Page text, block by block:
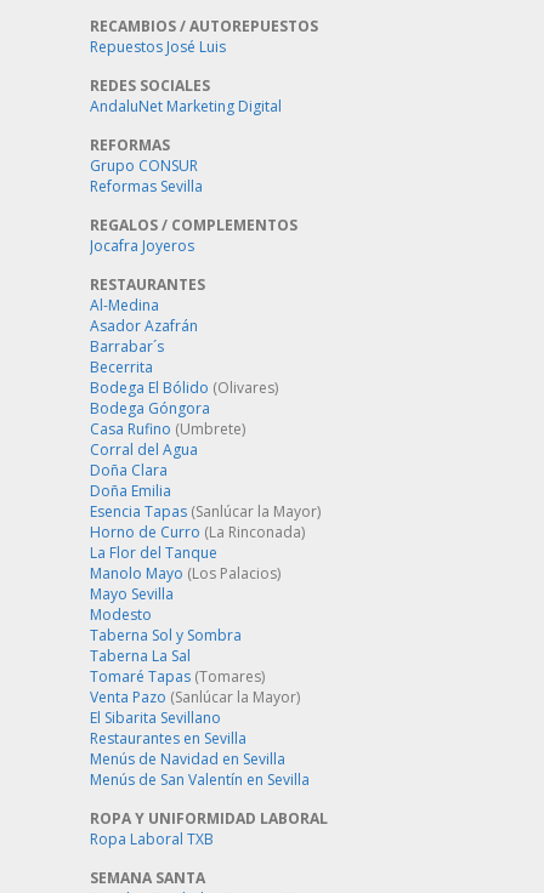
RECAMBIOS / AUTOREPUESTOS
Repuestos José Luis
REDES SOCIALES
AndaluNet Marketing Digital
REFORMAS
Grupo CONSUR
Reformas Sevilla
REGALOS / COMPLEMENTOS
Jocafra Joyeros
RESTAURANTES
Al-Medina
Asador Azafrán
Barrabar´s
Becerrita
Bodega El Bólido (Olivares)
Bodega Góngora
Casa Rufino (Umbrete)
Corral del Agua
Doña Clara
Doña Emilia
Esencia Tapas (Sanlúcar la Mayor)
Horno de Curro (La Rinconada)
La Flor del Tanque
Manolo Mayo (Los Palacios)
Mayo Sevilla
Modesto
Taberna Sol y Sombra
Taberna La Sal
Tomaré Tapas (Tomares)
Venta Pazo (Sanlúcar la Mayor)
El Sibarita Sevillano
Restaurantes en Sevilla
Menús de Navidad en Sevilla
Menús de San Valentín en Sevilla
ROPA Y UNIFORMIDAD LABORAL
Ropa Laboral TXB
SEMANA SANTA